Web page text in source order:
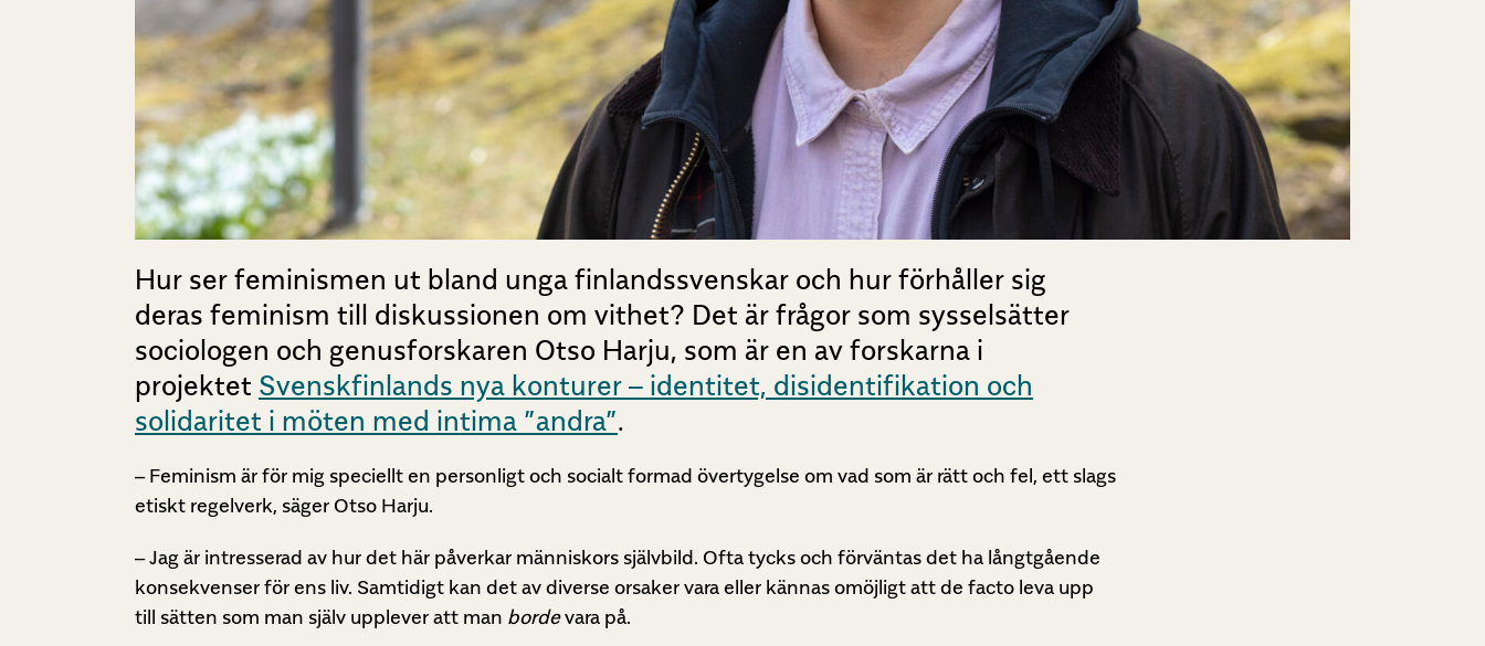
Hur ser feminismen ut bland unga finlandssvenskar och hur förhåller sig
deras feminism till diskussionen om vithet? Det är frågor som sysselsätter
sociologen och genusforskaren Otso Harju, som är en av forskarna i
projektet Svenskfinlands nya konturer – identitet, disidentifikation och
solidaritet i möten med intima ”andra”.
– Feminism är för mig speciellt en personligt och socialt formad övertygelse om vad som är rätt och fel, ett slags
etiskt regelverk, säger Otso Harju.
– Jag är intresserad av hur det här påverkar människors självbild. Ofta tycks och förväntas det ha långtgående
konsekvenser för ens liv. Samtidigt kan det av diverse orsaker vara eller kännas omöjligt att de facto leva upp
till sätten som man själv upplever att man bordevara på.